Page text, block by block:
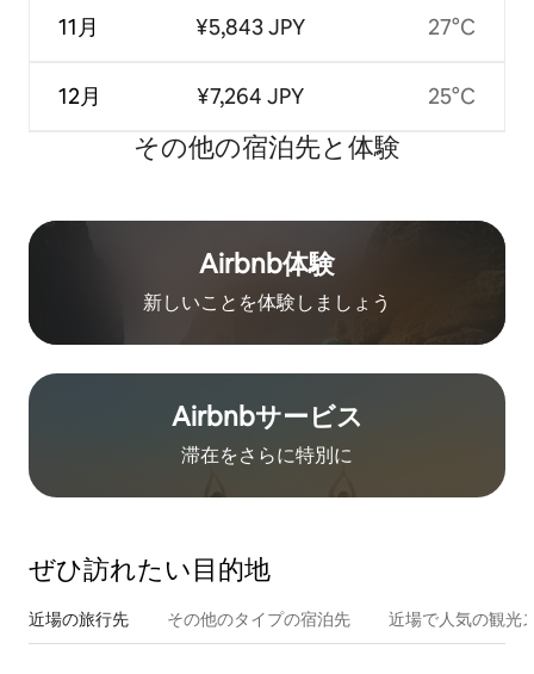
11月
12月
¥5,843 JPY
¥7,264 JPY
27°C
25°C
その他の宿⁠泊⁠先と体⁠験
Airbnb体験
新しいことを体験しましょう
Airbnb⁠サ⁠ー⁠ビ⁠ス
滞在をさ⁠ら⁠に特⁠別⁠に
ぜひ訪⁠れ⁠た⁠い目⁠的⁠地
近場の旅行先 その他のタ⁠イ⁠プ⁠の宿⁠泊⁠先 近場で人気の観光